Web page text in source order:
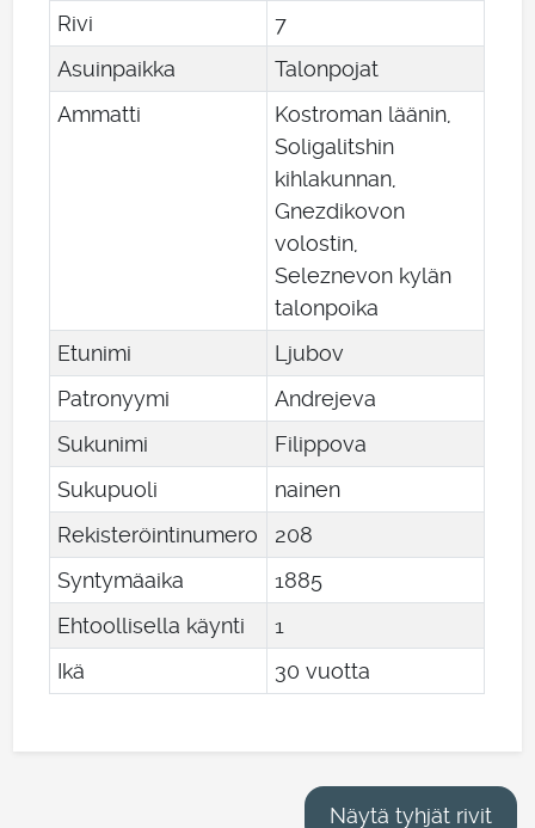
Rivi
7
Asuinpaikka
Talonpojat
Ammatti
Kostroman läänin,
Soligalitshin
kihlakunnan,
Gnezdikovon
volostin,
Seleznevon kylän
talonpoika
Etunimi
Ljubov
Patronyymi
Andrejeva
Sukunimi
Filippova
Sukupuoli
nainen
Rekisteröintinumero
208
Syntymäaika
1885
Ehtoollisella käynti
1
Ikä
30 vuotta
Näytä tyhjät rivit